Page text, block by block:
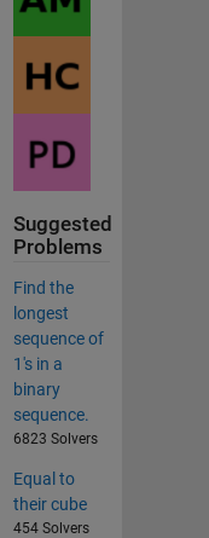
Suggested
Problems
Find the
longest
sequence of
1's in a
binary
sequence.
6823 Solvers
Equal to
their cube
454 Solvers